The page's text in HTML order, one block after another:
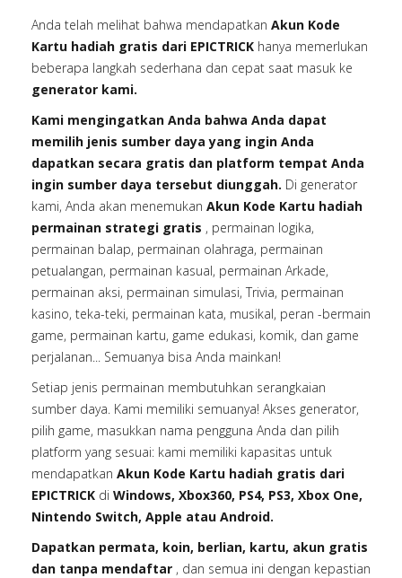
Anda telah melihat bahwa mendapatkan Akun Kode
Kartu hadiah gratis dari EPICTRICK hanya memerlukan
beberapa langkah sederhana dan cepat saat masuk ke
generator kami.
Kami mengingatkan Anda bahwa Anda dapat
memilih jenis sumber daya yang ingin Anda
dapatkan secara gratis dan platform tempat Anda
ingin sumber daya tersebut diunggah. Di generator
kami, Anda akan menemukan Akun Kode Kartu hadiah
permainan strategi gratis , permainan logika,
permainan balap, permainan olahraga, permainan
petualangan, permainan kasual, permainan Arkade,
permainan aksi, permainan simulasi, Trivia, permainan
kasino, teka-teki, permainan kata, musikal, peran -bermain
game, permainan kartu, game edukasi, komik, dan game
perjalanan... Semuanya bisa Anda mainkan!
Setiap jenis permainan membutuhkan serangkaian
sumber daya. Kami memiliki semuanya! Akses generator,
pilih game, masukkan nama pengguna Anda dan pilih
platform yang sesuai: kami memiliki kapasitas untuk
mendapatkan Akun Kode Kartu hadiah gratis dari
EPICTRICK di Windows, Xbox360, PS4, PS3, Xbox One,
Nintendo Switch, Apple atau Android.
Dapatkan permata, koin, berlian, kartu, akun gratis
dan tanpa mendaftar , dan semua ini dengan kepastian